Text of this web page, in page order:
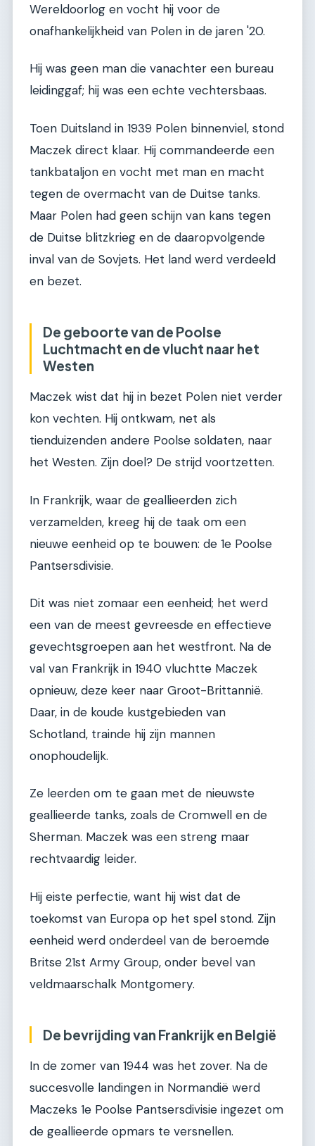
Wereldoorlog en vocht hij voor de
onafhankelijkheid van Polen in de jaren '20.
Hij was geen man die vanachter een bureau
leidinggaf; hij was een echte vechtersbaas.
Toen Duitsland in 1939 Polen binnenviel, stond
Maczek direct klaar. Hij commandeerde een
tankbataljon en vocht met man en macht
tegen de overmacht van de Duitse tanks.
Maar Polen had geen schijn van kans tegen
de Duitse blitzkrieg en de daaropvolgende
inval van de Sovjets. Het land werd verdeeld
en bezet.
De geboorte van de Poolse
Luchtmacht en de vlucht naar het
Westen
Maczek wist dat hij in bezet Polen niet verder
kon vechten. Hij ontkwam, net als
tienduizenden andere Poolse soldaten, naar
het Westen. Zijn doel? De strijd voortzetten.
In Frankrijk, waar de geallieerden zich
verzamelden, kreeg hij de taak om een
nieuwe eenheid op te bouwen: de 1e Poolse
Pantsersdivisie.
Dit was niet zomaar een eenheid; het werd
een van de meest gevreesde en effectieve
gevechtsgroepen aan het westfront. Na de
val van Frankrijk in 1940 vluchtte Maczek
opnieuw, deze keer naar Groot-Brittannië.
Daar, in de koude kustgebieden van
Schotland, trainde hij zijn mannen
onophoudelijk.
Ze leerden om te gaan met de nieuwste
geallieerde tanks, zoals de Cromwell en de
Sherman. Maczek was een streng maar
rechtvaardig leider.
Hij eiste perfectie, want hij wist dat de
toekomst van Europa op het spel stond. Zijn
eenheid werd onderdeel van de beroemde
Britse 21st Army Group, onder bevel van
veldmaarschalk Montgomery.
De bevrijding van Frankrijk en België
In de zomer van 1944 was het zover. Na de
succesvolle landingen in Normandië werd
Maczeks 1e Poolse Pantsersdivisie ingezet om
de geallieerde opmars te versnellen.